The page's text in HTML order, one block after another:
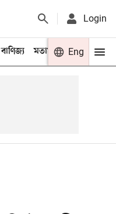
Login
বাণিজ্য মতামত খেলা
Eng